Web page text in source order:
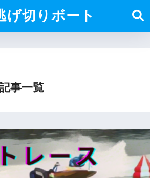
げ切りボート
事一覧